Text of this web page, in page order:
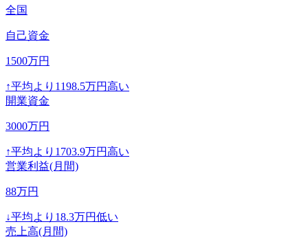
全国
自己資金
1500万円
↑平均より 1198.5万円高い
開業資金
3000万円
↑平均より 1703.9万円高い
営業利益(月間)
88万円
↓平均より 18.3万円低い
売上高(月間)